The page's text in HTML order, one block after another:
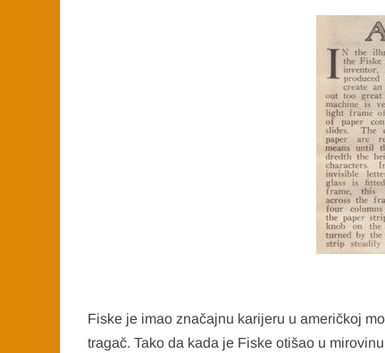
Fiske je imao značajnu karijeru u američkoj
tragač. Tako da kada je Fiske otišao u